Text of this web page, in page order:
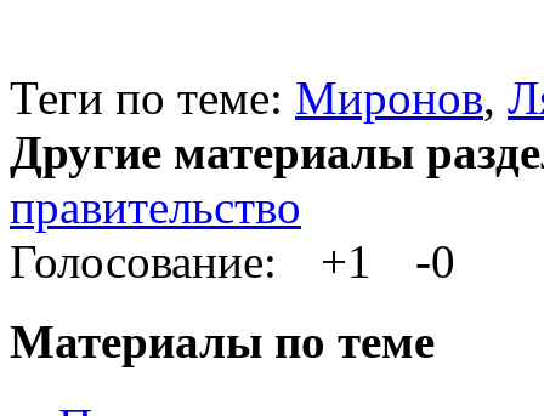
Теги по теме: Миронов,
Другие материалы
правительство
Голосование:
+1
-0
Материалы по теме